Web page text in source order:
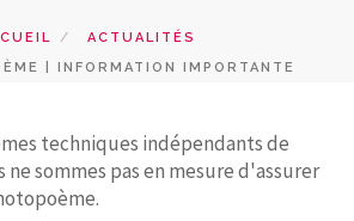
ACTUALITÉS
| INFORMATION IMPORTANTE
techniques indépendants de
sommes pas en mesure d'assurer